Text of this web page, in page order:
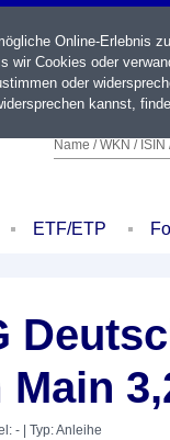
Name / WKN / ISIN
ETF/ETP
- | Typ: Anleihe
Online-Erlebnis
Cookies oder
oder
kannst,